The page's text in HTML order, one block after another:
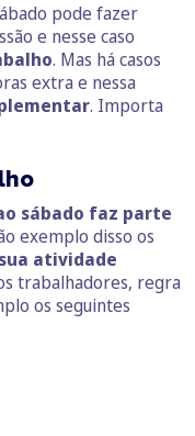
pode fazer
e nesse caso
. Mas há casos
extra e nessa
. Importa
sábado faz parte
exemplo disso os
atividade
trabalhadores, regra
os seguintes